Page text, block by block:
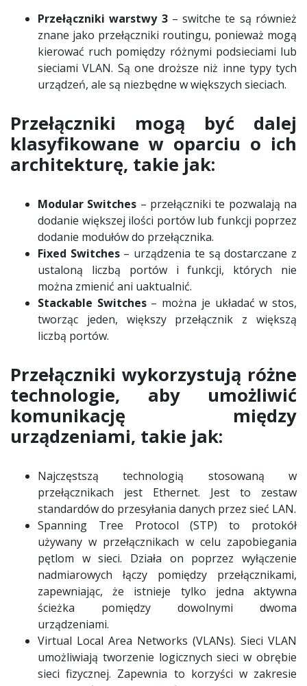
Przełączniki warstwy 3– switche te są również
znane jako przełączniki routingu, ponieważ mogą
kierować ruch pomiędzy różnymi podsieciami lub
sieciami VLAN. Są one droższe niż inne typy tych
urządzeń, ale są niezbędne w większych sieciach.
Przełączniki mogą być dalej
klasyfikowane w oparciu o ich
architekturę, takie jak:
Modular Switches – przełączniki te pozwalają na
dodanie większej ilości portów lub funkcji poprzez
dodanie modułów do przełącznika.
Fixed Switches– urządzenia te są dostarczane z
ustaloną liczbą portów i funkcji, których nie
można zmienić ani uaktualnić.
Stackable Switches– można je układać w stos,
tworząc jeden, większy przełącznik z większą
liczbą portów.
Przełączniki wykorzystują różne
technologie, aby umożliwić
komunikację między
urządzeniami, takie jak:
Najczęstszą technologią stosowaną w
przełącznikach jest Ethernet. Jest to zestaw
standardów do przesyłania danych przez sieć LAN.
Spanning Tree Protocol (STP) to protokół
używany w przełącznikach w celu zapobiegania
pętlom w sieci. Działa on poprzez wyłączenie
nadmiarowych łączy pomiędzy przełącznikami,
zapewniając, że istnieje tylko jedna aktywna
ścieżka pomiędzy dowolnymi dwoma
urządzeniami.
Virtual Local Area Networks (VLANs). Sieci VLAN
umożliwiają tworzenie logicznych sieci w obrębie
sieci fizycznej. Zapewnia to korzyści w zakresie